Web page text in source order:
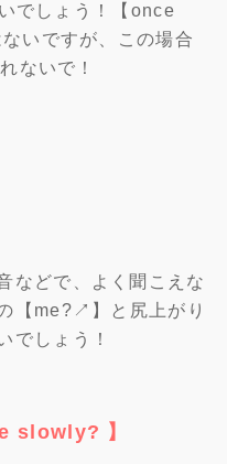
でしょう！【once
いですが、この場合
ないで！
などで、よく聞こえな
【me?↗】と尻上がり
でしょう！
slowly? 】